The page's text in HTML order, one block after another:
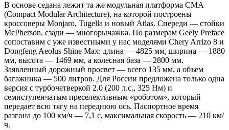
В основе седана лежит та же модульная платформа CMA
(Compact Modular Architecture), на которой построены
кроссоверы Monjaro, Tugella и новый Atlas. Спереди — стойки
McPherson, сзади — многорычажка. По размерам Geely Preface
сопоставим с уже известными у нас моделями Chery Arrizo 8 и
Dongfeng Aeolus Shine Max: длина — 4825 мм, ширина — 1880
мм, высота — 1469 мм, а колесная база — 2800 мм.
Заявленный дорожный просвет — всего 135 мм, а объем
багажника — 500 литров. Для России предложена только одна
версия с турбочетверкой 2.0 (200 л.с., 325 Нм) и
семиступенчатым преселективным «роботом», который
передает всю тягу на переднюю ось. Паспортное время
разгона до 100 км/ч — 7,1 с, максимальная скорость — 210 км/
ч.